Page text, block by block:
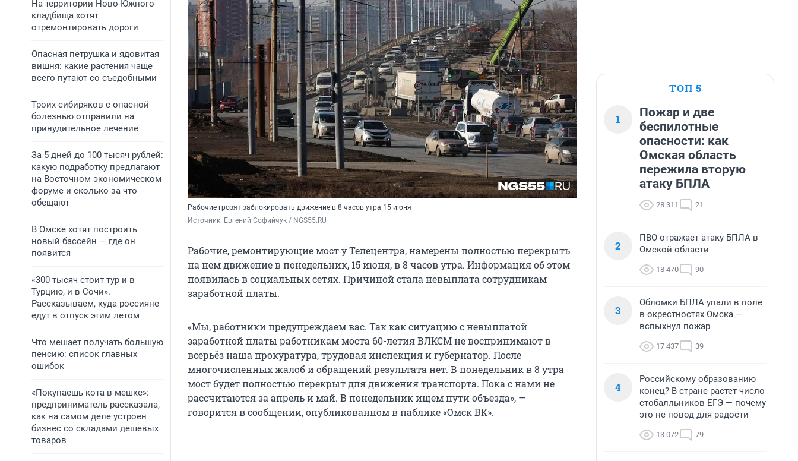
На территории Ново-Южного
кладбища хотят
отремонтировать дороги
Опасная петрушка и ядовитая
вишня: какие растения чаще
всего путают со съедобными
Троих сибиряков с опасной
болезнью отправили на
принудительное лечение
За 5 дней до 100 тысяч рублей:
какую подработку предлагают
на Восточном экономическом
форуме и сколько за что
обещают
В Омске хотят построить
новый бассейн — где он
появится
«300 тысяч стоит тур и в
Турцию, и в Сочи».
Рассказываем, куда россияне
едут в отпуск этим летом
Что мешает получать большую
пенсию: список главных
ошибок
«Покупаешь кота в мешке»:
предприниматель рассказала,
как на самом деле устроен
бизнес со складами дешевых
товаров
Рабочие грозят заблокировать движение в 8 часов утра 15 июня
Источник: Евгений Софийчук / NGS55.RU
Рабочие, ремонтирующие мост у Телецентра, намерены полностью перекрыть
на нем движение в понедельник, 15 июня, в 8 часов утра. Информация об этом
появилась в социальных сетях. Причиной стала невыплата сотрудникам
заработной платы.
«Мы, работники предупреждаем вас. Так как ситуацию с невыплатой
заработной платы работникам моста 60-летия ВЛКСМ не воспринимают в
всерьёз наша прокуратура, трудовая инспекция и губернатор. После
многочисленных жалоб и обращений результата нет. В понедельник в 8 утра
мост будет полностью перекрыт для движения транспорта. Пока с нами не
рассчитаются за апрель и май. В понедельник ищем пути объезда», —
говорится в сообщении, опубликованном в паблике «Омск ВК».
ТОП 5
1
Пожар и две
беспилотные
опасности: как
Омская область
пережила вторую
атаку БПЛА
28 311 21
2
ПВО отражает атаку БПЛА в
Омской области
18 470 90
3
Обломки БПЛА упали в поле
в окрестностях Омска —
вспыхнул пожар
17 437 39
4
Российскому образованию
конец? В стране растет число
стобалльников ЕГЭ — почему
это не повод для радости
13 072 79